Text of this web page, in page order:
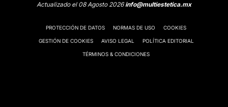
Actualizado el 08 Agosto 2026info@multiestetica.mx
PROTECCIÓN DE DATOS NORMAS DE USO COOKIES
GESTIÓN DE COOKIES AVISO LEGAL POLÍTICA EDITORIAL
TÉRMINOS & CONDICIONES